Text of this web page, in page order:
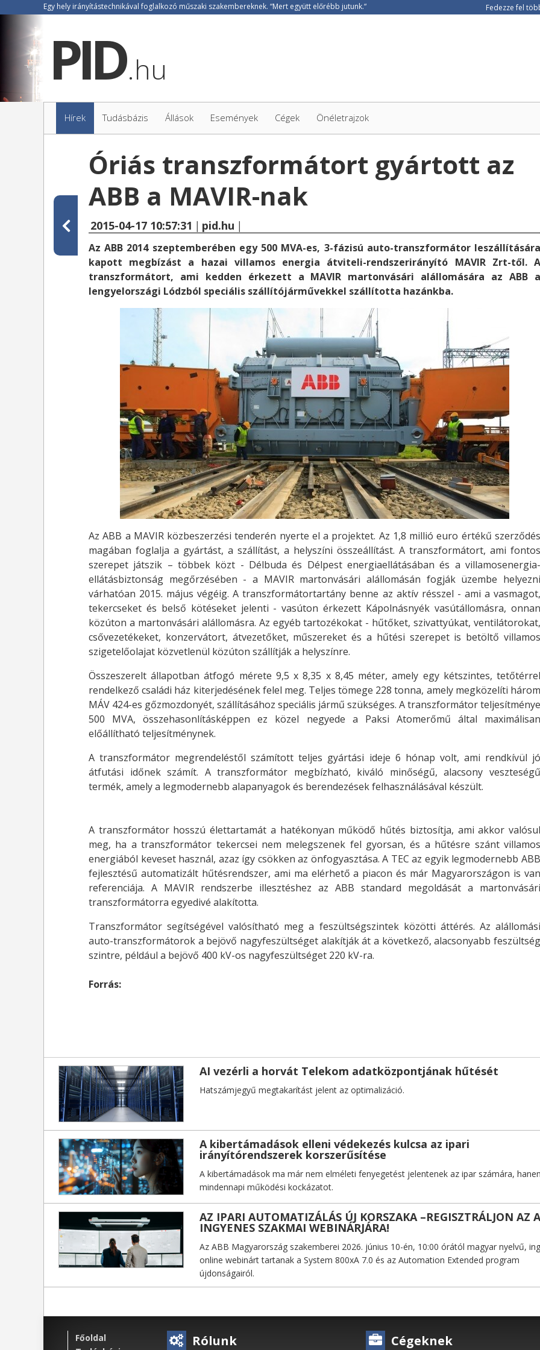
Fedezze fel
.hu
Hírek Tudásbázis Állások Események Cégek Önéletrajzok
Óriás transzformátort gyártott az
ABB a MAVIR-nak
2015-04-17 10:57:31 | pid.hu |
Az ABB 2014 szeptemberében egy 500 MVA-es, 3-fázisú auto-transzformátor leszállítására
kapott megbízást a hazai villamos energia átviteli-rendszerirányító MAVIR Zrt-től. A
transzformátort, ami kedden érkezett a MAVIR martonvásári alállomására az ABB a
lengyelországi Lódzból speciális szállítójárművekkel szállította hazánkba.
Az ABB a MAVIR közbeszerzési tenderén nyerte el a projektet. Az 1,8 millió euro értékű szerződés
magában foglalja a gyártást, a szállítást, a helyszíni összeállítást. A transzformátort, ami fontos
szerepet játszik – többek közt - Délbuda és Délpest energiaellátásában és a villamosenergia-
ellátásbiztonság megőrzésében - a MAVIR martonvásári alállomásán fogják üzembe helyezni
várhatóan 2015. május végéig. A transzformátortartány benne az aktív résszel - ami a vasmagot,
tekercseket és belső kötéseket jelenti - vasúton érkezett Kápolnásnyék vasútállomásra, onnan
közúton a martonvásári alállomásra. Az egyéb tartozékokat - hűtőket, szivattyúkat, ventilátorokat,
csővezetékeket, konzervátort, átvezetőket, műszereket és a hűtési szerepet is betöltő villamos
szigetelőolajat közvetlenül közúton szállítják a helyszínre.
Összeszerelt állapotban átfogó mérete 9,5 x 8,35 x 8,45 méter, amely egy kétszintes, tetőtérrel
rendelkező családi ház kiterjedésének felel meg. Teljes tömege 228 tonna, amely megközelíti három
MÁV 424-es gőzmozdonyét, szállításához speciális jármű szükséges. A transzformátor teljesítménye
500 MVA, összehasonlításképpen ez közel negyede a Paksi Atomerőmű által maximálisan
előállítható teljesítménynek.
A transzformátor megrendeléstől számított teljes gyártási ideje 6 hónap volt, ami rendkívül jó
átfutási időnek számít. A transzformátor megbízható, kiváló minőségű, alacsony veszteségű
termék, amely a legmodernebb alapanyagok és berendezések felhasználásával készült.
A transzformátor hosszú élettartamát a hatékonyan működő hűtés biztosítja, ami akkor valósul
meg, ha a transzformátor tekercsei nem melegszenek fel gyorsan, és a hűtésre szánt villamos
energiából keveset használ, azaz így csökken az önfogyasztása. A TEC az egyik legmodernebb ABB
fejlesztésű automatizált hűtésrendszer, ami ma elérhető a piacon és már Magyarországon is van
referenciája. A MAVIR rendszerbe illesztéshez az ABB standard megoldását a martonvásári
transzformátorra egyedivé alakította.
Transzformátor segítségével valósítható meg a feszültségszintek közötti áttérés. Az alállomási
auto-transzformátorok a bejövő nagyfeszültséget alakítják át a következő, alacsonyabb feszültség
szintre, például a bejövő 400 kV-os nagyfeszültséget 220 kV-ra.
Forrás:
AI vezérli a horvát Telekom adatközpontjának hűtését
Hatszámjegyű megtakarítást jelent az optimalizáció.
A kibertámadások elleni védekezés kulcsa az ipari
irányítórendszerek korszerűsítése
A kibertámadások ma már nem elméleti fenyegetést jelentenek az ipar számára,
mindennapi működési kockázatot.
AZ IPARI AUTOMATIZÁLÁS ÚJ KORSZAKA –REGISZTRÁLJON AZ
INGYENES SZAKMAI WEBINÁRJÁRA!
Az ABB Magyarország szakemberei 2026. június 10-én, 10:00 órától magyar nyelvű,
online webinárt tartanak a System 800xA 7.0 és az Automation Extended program
újdonságairól.
Főoldal
Rólunk Cégeknek